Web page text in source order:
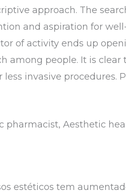
approach. The
and aspiration for
of activity ends up
among people. It is
invasive procedures.
pharmacist, Aesthetic
estéticos tem